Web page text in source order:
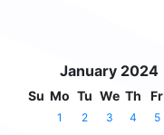
January 2024
Su Mo Tu We Th Fr
1 2 3 4 5